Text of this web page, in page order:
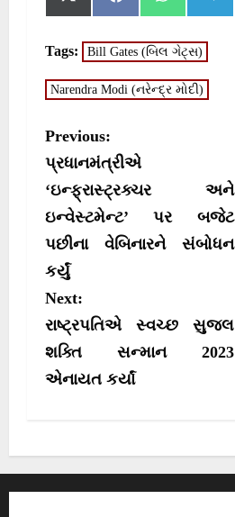
r
e
o
n
w
i
t
t
)
r
e
o
n
e
b
o
o
r
e
o
n
t
s
A
p
Tags: Bill Gates (બિલ ગેટ્સ)
Narendra Modi (નરેન્દ્ર મોદી)
P
o
s
t
n
a
v
i
g
i
o
Previous:
પ્રધાનમંત્રીએ
‘ઇન્ફ્રાસ્ટ્રક્ચર અને
ઇન્વેસ્ટમેન્ટ’ પર બજેટ
પછીના વેબિનારને સંબોધન
કર્યું
Next:
રાષ્ટ્રપતિએ સ્વચ્છ સુજલ
શક્તિ સન્માન 2023
એનાયત કર્યાં